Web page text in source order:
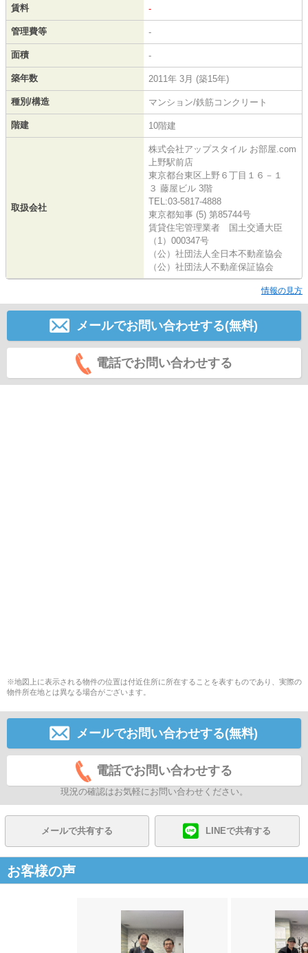
賃料 -
管理費等 -
面積 -
築年数 2011年 3月 (築15年)
種別/構造 マンション/鉄筋コンクリート
階建 10階建
取扱会社
株式会社アップスタイル お部屋.com
上野駅前店
東京都台東区上野６丁目１６－１
３ 藤屋ビル 3階
TEL:03-5817-4888
東京都知事 (5) 第85744号
賃貸住宅管理業者 国土交通大臣
（1）000347号
（公）社団法人全日本不動産協会
（公）社団法人不動産保証協会
情報の見方
メールでお問い合わせする(無料)
電話でお問い合わせする
※地図上に表示される物件の位置は付近住所に所在することを表すものであり、実際の
物件所在地とは異なる場合がございます。
メールでお問い合わせする(無料)
電話でお問い合わせする
現況の確認はお気軽にお問い合わせください。
メールで共有する LINEで共有する
お客様の声